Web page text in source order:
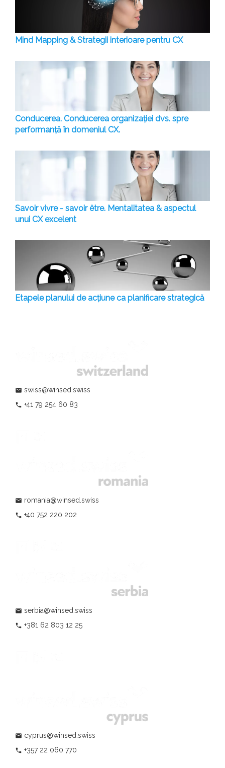
Mind Mapping & Strategii interioare pentru CX
Conducerea. Conducerea organizației dvs. spre
performanță în domeniul CX.
Savoir vivre - savoir être. Mentalitatea & aspectul
unui CX excelent
Etapele planului de acțiune ca planificare strategică
mail swiss@winsed.swiss
phone +41 79 254 60 83
mail romania@winsed.swiss
phone +40 752 220 202
mail serbia@winsed.swiss
phone +381 62 803 12 25
mail cyprus@winsed.swiss
phone +357 22 060 770